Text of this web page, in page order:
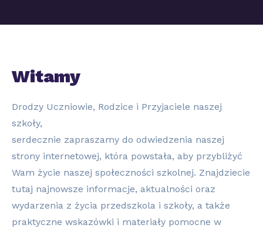
Witamy
Drodzy Uczniowie, Rodzice i Przyjaciele naszej
szkoły,
serdecznie zapraszamy do odwiedzenia naszej
strony internetowej, która powstała, aby przybliżyć
Wam życie naszej społeczności szkolnej. Znajdziecie
tutaj najnowsze informacje, aktualności oraz
wydarzenia z życia przedszkola i szkoły, a także
praktyczne wskazówki i materiały pomocne w